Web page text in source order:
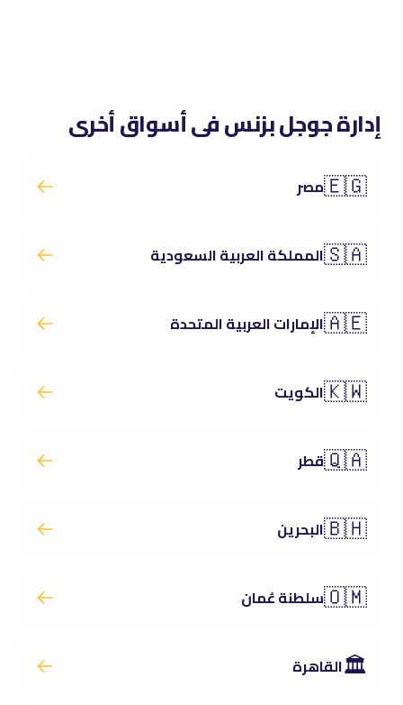
إدارة جوجل بزنس فى أسواق أخرى
🇪🇬مصر
🇸🇦المملكة العربية السعودية
🇦🇪الإمارات العربية المتحدة
🇰🇼الكويت
🇶🇦قطر
🇧🇭البحرين
🇴🇲سلطنة عُمان
🏛️القاهرة